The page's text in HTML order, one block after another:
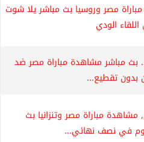
مصر وروسيا بث مباشر يلا شوت
الودي
بث مباشر مشاهدة مباراة مصر ضد
بدون تقطيع...
مباراة مصر وتنزانيا بث
في نصف نهائي...